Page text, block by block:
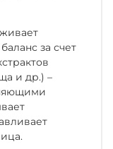
за счет
и др.) –